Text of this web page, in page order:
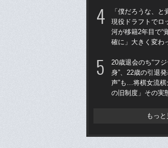
「僕だろうな、と
現役ドラフトで
河が移籍2年目で“
確に」大きく変わ
20歳退会のち“フ
身”、22歳の引退
声”も…将棋女流
の旧制度」その実
もっと